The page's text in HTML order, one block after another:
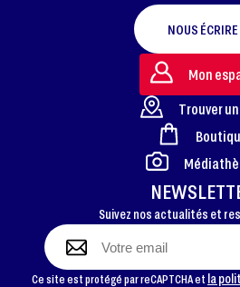
NOUS ÉCRIRE
Suivez nos actualités et
Ce site est protégé par reCAPTCHA et la
Mon
Trouver